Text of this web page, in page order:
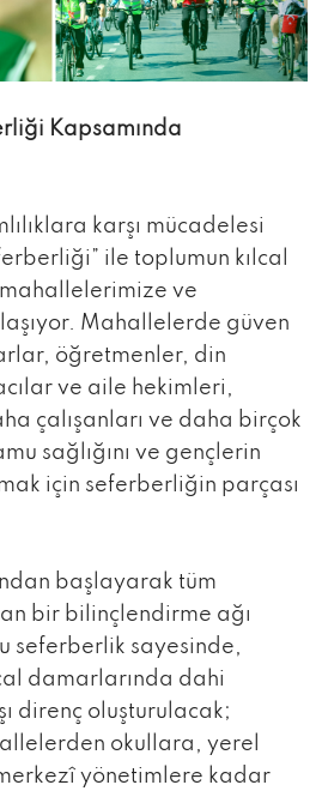
Kapsamında
karşı mücadelesi
ile toplumun kılcal
ve
Mahallelerde güven
öğretmenler, din
ve aile hekimleri,
çalışanları ve daha birçok
sağlığını ve gençlerin
için seferberliğin parçası
başlayarak tüm
bir bilinçlendirme ağı
seferberlik sayesinde,
damarlarında dahi
direnç oluşturulacak;
okullara, yerel
yönetimlere kadar